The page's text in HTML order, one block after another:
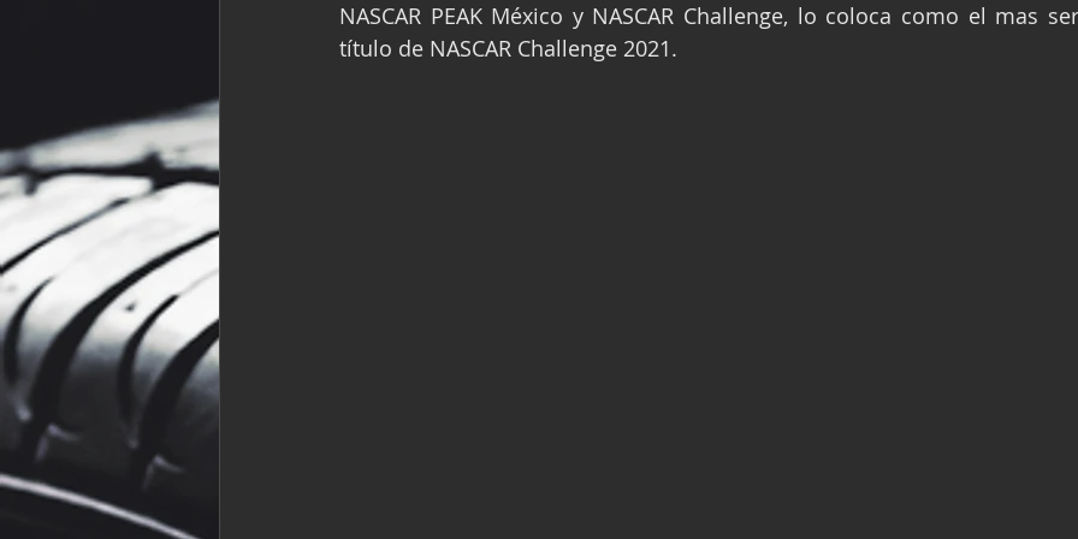
Fórmula Ford Vintage Fórmula 3 Nauticopa FIA
NASCAR PEAK México y NASCAR Challenge, lo coloca como el mas
título de NASCAR Challenge 2021.